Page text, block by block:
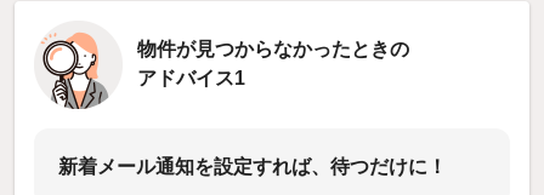
物件が見つからなかったときの
アドバイス1
新着メール通知を設定すれば、待つだけに！